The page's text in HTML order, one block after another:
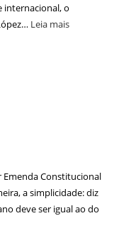
internacional, o
Leia mais
Constitucional
a simplicidade: diz
deve ser igual ao do